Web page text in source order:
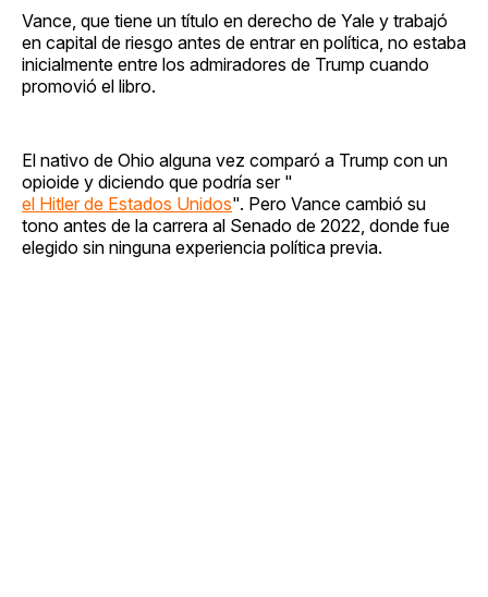
Vance, que tiene un título en derecho de Yale y trabajó
en capital de riesgo antes de entrar en política, no estaba
inicialmente entre los admiradores de Trump cuando
promovió el libro.
El nativo de Ohio alguna vez comparó a Trump con un
opioide y diciendo que podría ser "
el Hitler de Estados Unidos". Pero Vance cambió su
tono antes de la carrera al Senado de 2022, donde fue
elegido sin ninguna experiencia política previa.